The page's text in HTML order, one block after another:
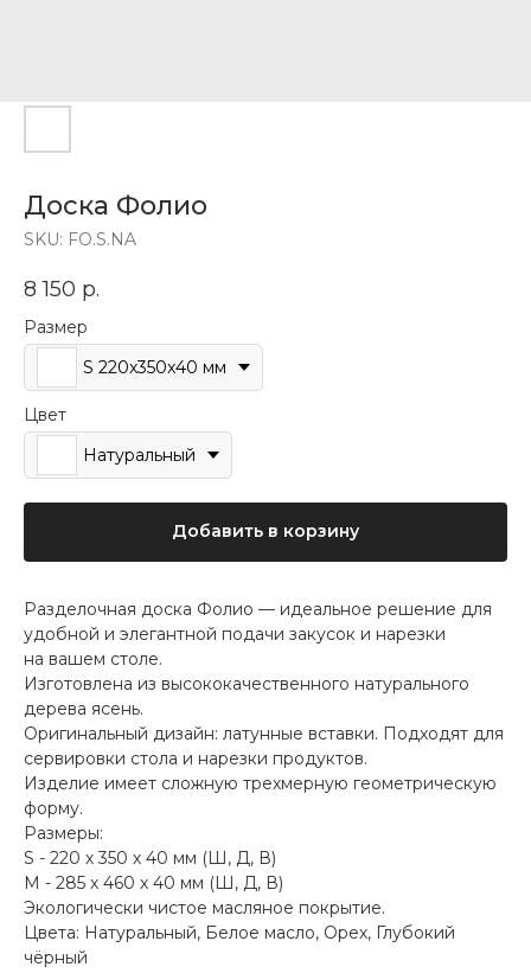
Доска Фолио
SKU: FO.S.NA
8 150 р.
Размер
S 220x350x40 мм
Цвет
Натуральный
Добавить в корзину
Разделочная доска Фолио — идеальное решение для
удобной и элегантной подачи закусок и нарезки
на вашем столе.
Изготовлена из высококачественного натурального
дерева ясень.
Оригинальный дизайн: латунные вставки. Подходят для
сервировки стола и нарезки продуктов.
Изделие имеет сложную трехмерную геометрическую
форму.
Размеры:
S - 220 х 350 х 40 мм (Ш, Д, В)
M - 285 х 460 х 40 мм (Ш, Д, В)
Экологически чистое масляное покрытие.
Цвета: Натуральный, Белое масло, Орех, Глубокий
чёрный